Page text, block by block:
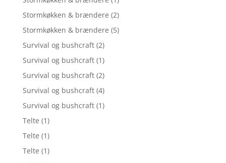
Stormkøkken & brændere (2)
Stormkøkken & brændere (5)
Survival og bushcraft (2)
Survival og bushcraft (1)
Survival og bushcraft (2)
Survival og bushcraft (4)
Survival og bushcraft (1)
Telte (1)
Telte (1)
Telte (1)